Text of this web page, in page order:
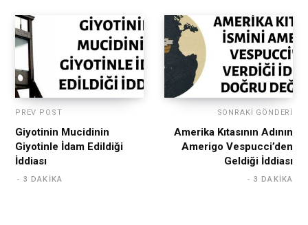
PREV POST
Giyotinin Mucidinin
Giyotinle İdam Edildiği
İddiası
3 DAKIKA
SONRAKI GÖNDERI
Amerika Kıtasının Adının
Amerigo Vespucci’den
Geldiği İddiası
3 DAKIKA